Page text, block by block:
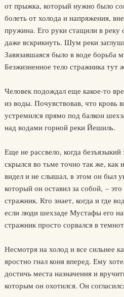
от прыжка, который нужно было
болеть от холода и напряжения,
пружина. Его руки стащили в реку
даже вскрикнуть. Шум реки
Завязавшаяся было в воде борьба
Безжизненное тело стражника тут
Человек подождал еще какое-то
из воды. Почувствовав, что кровь
устремился прямо под балкон
над водами горной реки Йешиль.
Еще не рассвело, когда
скрылся во тьме точно так же, как
видел и не слышал, в этом он был
который он оставил за собой, –
стражник. Кто знает, когда и где
если люди шехзаде Мустафы его
стражник просто сорвался в
Несмотря на холод и все сильнее
яростно гнал коня вперед. Ему
достичь места назначения и
которым он охотился. Он